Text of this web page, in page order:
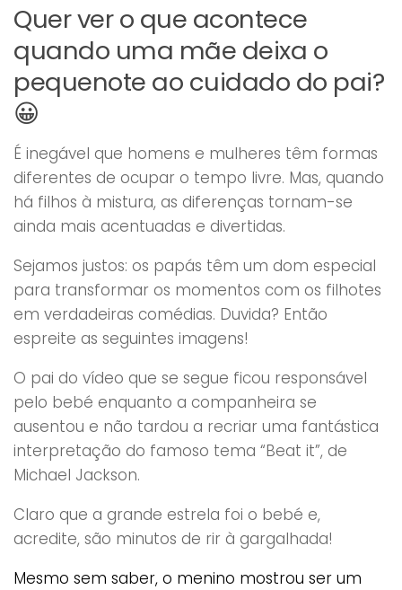
Quer ver o que acontece
quando uma mãe deixa o
pequenote ao cuidado do pai?
😀
É inegável que homens e mulheres têm formas
diferentes de ocupar o tempo livre. Mas, quando
há filhos à mistura, as diferenças tornam-se
ainda mais acentuadas e divertidas.
Sejamos justos: os papás têm um dom especial
para transformar os momentos com os filhotes
em verdadeiras comédias. Duvida? Então
espreite as seguintes imagens!
O pai do vídeo que se segue ficou responsável
pelo bebé enquanto a companheira se
ausentou e não tardou a recriar uma fantástica
interpretação do famoso tema “Beat it”, de
Michael Jackson.
Claro que a grande estrela foi o bebé e,
acredite, são minutos de rir à gargalhada!
Mesmo sem saber, o menino mostrou ser um